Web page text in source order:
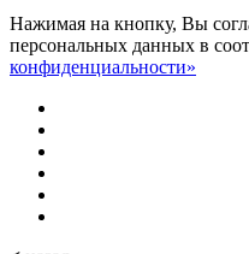
Нажимая на кнопку, Вы
персональных данных в
конфиденциальности»